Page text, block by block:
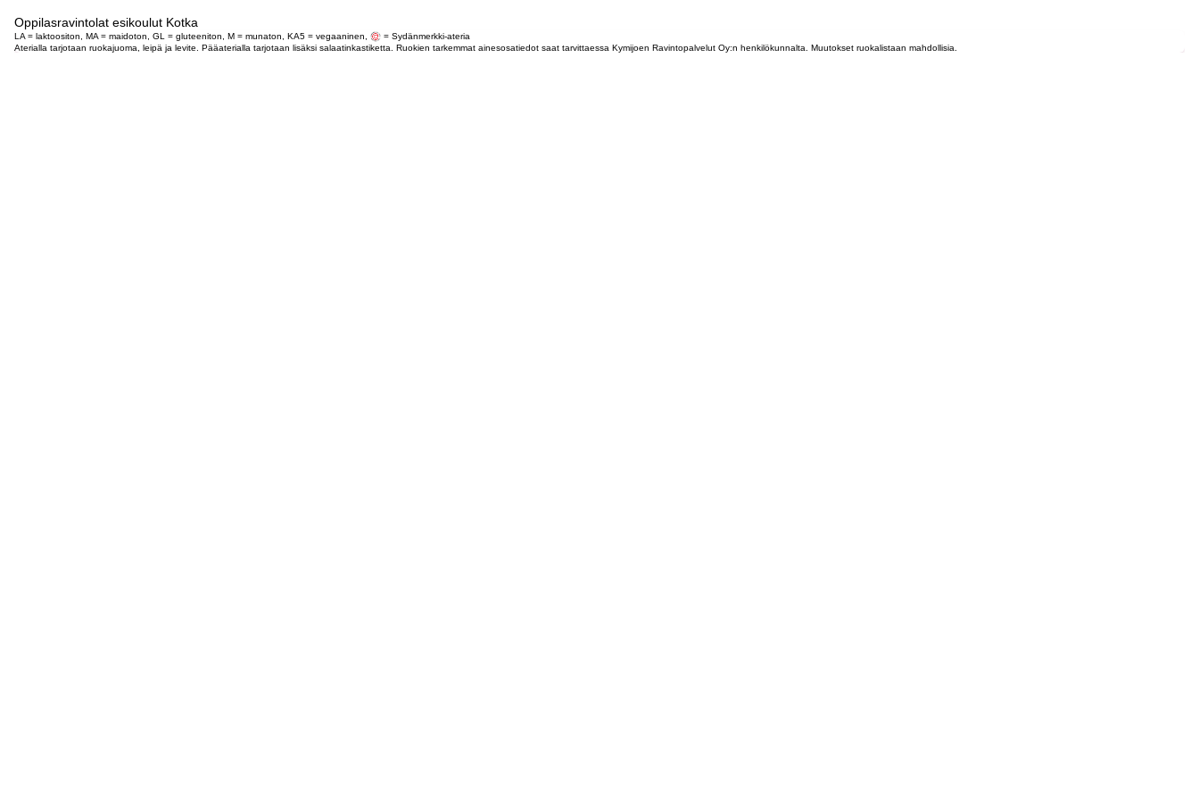
Oppilasravintolat esikoulut Kotka
LA = laktoositon, MA = maidoton, GL = gluteeniton, M = munaton, KA5 = vegaaninen,
= Sydänmerkki-ateria
Aterialla tarjotaan ruokajuoma, leipä ja levite. Pääaterialla tarjotaan lisäksi salaatinkastiketta. Ruokien tarkemmat ainesosatiedot saat tarvittaessa Kymijoen Ravintopalvelut Oy:n henkilökunnalta. Muutokset ruokalistaan mahdollisia.